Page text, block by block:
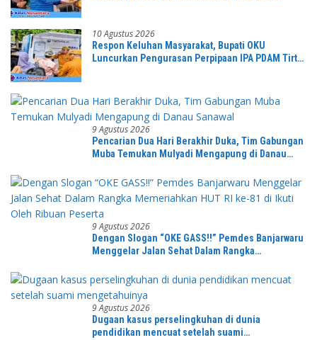
10 Agustus 2026
Respon Keluhan Masyarakat, Bupati OKU
Luncurkan Pengurasan Perpipaan IPA PDAM Tirta
9 Agustus 2026
Pencarian Dua Hari Berakhir Duka, Tim Gabungan
Muba Temukan Mulyadi Mengapung di Danau
9 Agustus 2026
Dengan Slogan “OKE GASS!!” Pemdes Banjarwaru
Menggelar Jalan Sehat Dalam Rangka
Peserta
9 Agustus 2026
Dugaan kasus perselingkuhan di dunia
pendidikan mencuat setelah suami